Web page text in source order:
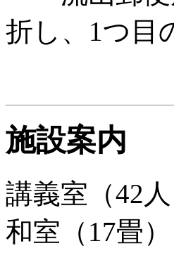
折し、1つ
施設案内
講義室（42
和室（17畳